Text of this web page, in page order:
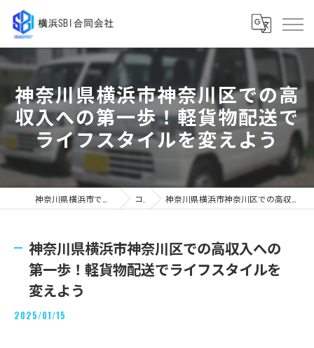
神奈川県横浜市神奈川区での高
収入への第一歩！軽貨物配送で
ライフスタイルを変えよう
コラム 神奈川県横浜市神奈川区での高収入への第一歩！軽貨物配送でライフスタイルを変えよう
神奈川県横浜市神奈川区での高収入への
第一歩！軽貨物配送でライフスタイルを
変えよう
2025/01/15